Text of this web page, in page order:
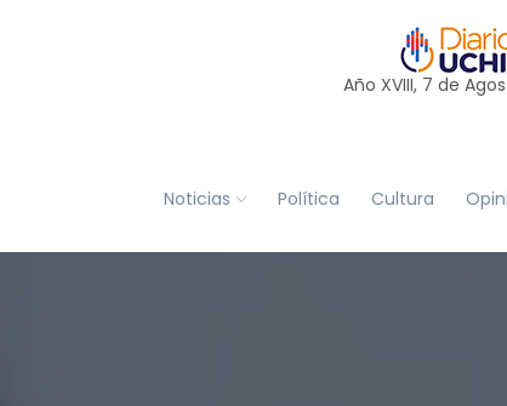
Año XVIII, 7 de
Noticias Política Cultura